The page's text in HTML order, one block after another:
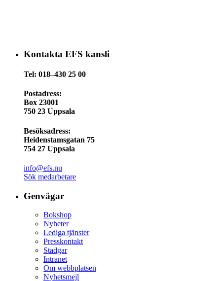
Kontakta EFS kansli
Tel: 018–430 25 00
Postadress:
Box 23001
750 23 Uppsala
Besöksadress:
Heidenstamsgatan 75
754 27 Uppsala
info@efs.nu
Sök medarbetare
Genvägar
Bokshop
Nyheter
Lediga tjänster
Presskontakt
Stadgar
Intranet
Om webbplatsen
Nyhetsmejl